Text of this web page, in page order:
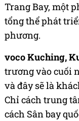
Trang Bay, một
tổng thể phát
phương.
voco Kuching,
trương vào cuối
và đây sẽ là
Chỉ cách trung
cách Sân bay